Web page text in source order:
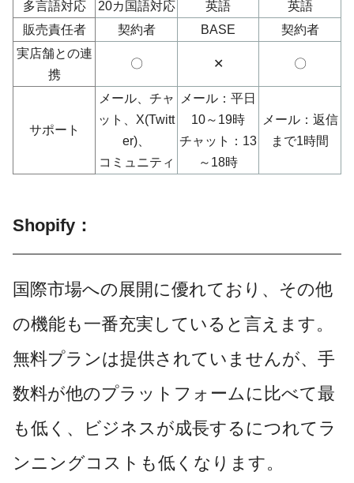
多言語対応 20カ国語対応 英語
英語
販売責任者
契約者 BASE
契約者
実店舗との連
携
〇 ✕ 〇
サポート
メール、チャ
ット、X(Twitt
er)、
コミュニティ
メール：平日
10～19時
チャット：13
～18時
メール：返信
まで1時間
Shopify：
国際市場への展開に優れており、その他
の機能も一番充実していると言えます。
無料プランは提供されていませんが、手
数料が他のプラットフォームに比べて最
も低く、ビジネスが成長するにつれてラ
ンニングコストも低くなります。